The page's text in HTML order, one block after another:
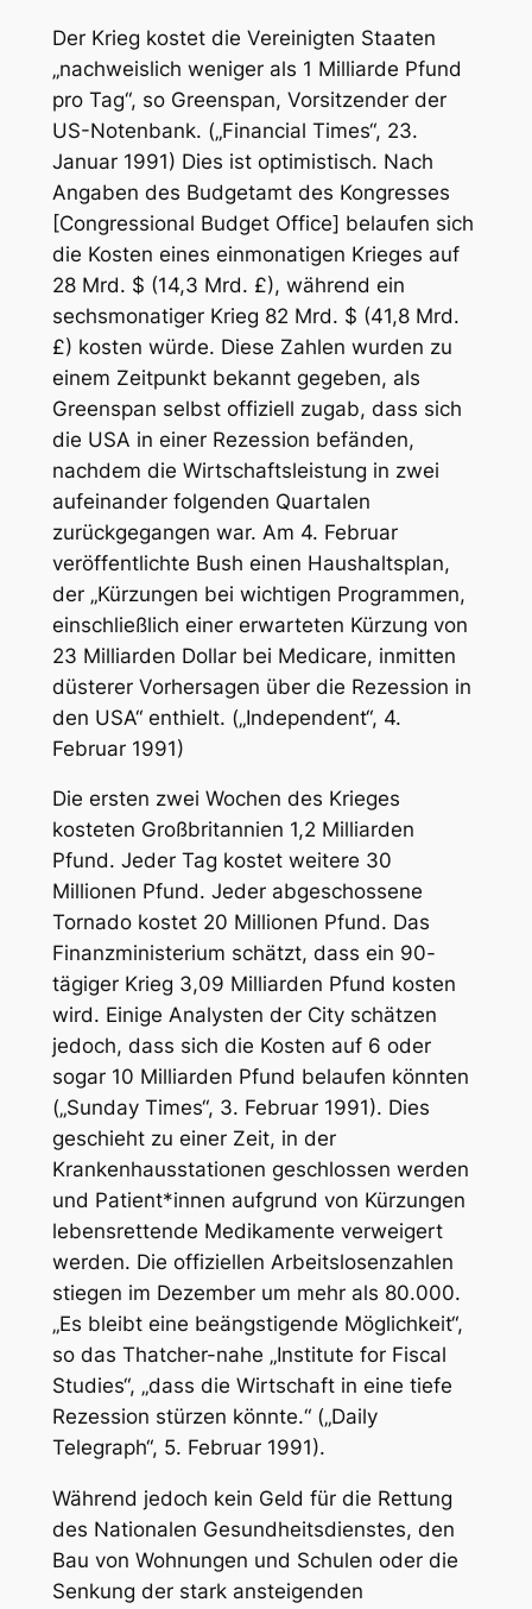
Der Krieg kostet die Vereinigten Staaten
„nachweislich weniger als 1 Milliarde Pfund
pro Tag“, so Greenspan, Vorsitzender der
US-Notenbank. („Financial Times“, 23.
Januar 1991) Dies ist optimistisch. Nach
Angaben des Budgetamt des Kongresses
[Congressional Budget Office] belaufen sich
die Kosten eines einmonatigen Krieges auf
28 Mrd. $ (14,3 Mrd. £), während ein
sechsmonatiger Krieg 82 Mrd. $ (41,8 Mrd.
£) kosten würde. Diese Zahlen wurden zu
einem Zeitpunkt bekannt gegeben, als
Greenspan selbst offiziell zugab, dass sich
die USA in einer Rezession befänden,
nachdem die Wirtschaftsleistung in zwei
aufeinander folgenden Quartalen
zurückgegangen war. Am 4. Februar
veröffentlichte Bush einen Haushaltsplan,
der „Kürzungen bei wichtigen Programmen,
einschließlich einer erwarteten Kürzung von
23 Milliarden Dollar bei Medicare, inmitten
düsterer Vorhersagen über die Rezession in
den USA“ enthielt. („Independent“, 4.
Februar 1991)
Die ersten zwei Wochen des Krieges
kosteten Großbritannien 1,2 Milliarden
Pfund. Jeder Tag kostet weitere 30
Millionen Pfund. Jeder abgeschossene
Tornado kostet 20 Millionen Pfund. Das
Finanzministerium schätzt, dass ein 90-
tägiger Krieg 3,09 Milliarden Pfund kosten
wird. Einige Analysten der City schätzen
jedoch, dass sich die Kosten auf 6 oder
sogar 10 Milliarden Pfund belaufen könnten
(„Sunday Times“, 3. Februar 1991). Dies
geschieht zu einer Zeit, in der
Krankenhausstationen geschlossen werden
und Patient*innen aufgrund von Kürzungen
lebensrettende Medikamente verweigert
werden. Die offiziellen Arbeitslosenzahlen
stiegen im Dezember um mehr als 80.000.
„Es bleibt eine beängstigende Möglichkeit“,
so das Thatcher-nahe „Institute for Fiscal
Studies“, „dass die Wirtschaft in eine tiefe
Rezession stürzen könnte.“ („Daily
Telegraph“, 5. Februar 1991).
Während jedoch kein Geld für die Rettung
des Nationalen Gesundheitsdienstes, den
Bau von Wohnungen und Schulen oder die
Senkung der stark ansteigenden